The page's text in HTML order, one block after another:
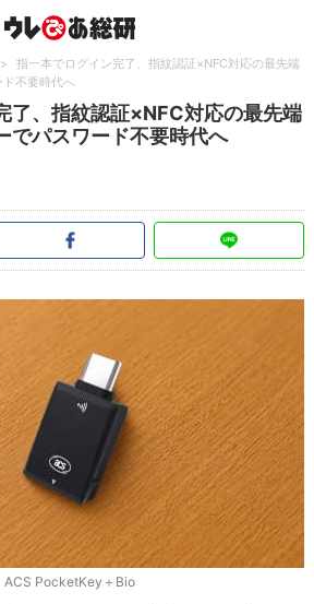
>
指一本でログイン完了、指紋認証×NFC対応の最先端
不要時代へ
了、指紋認証×NFC対応の最先端
でパスワード不要時代へ
ACS PocketKey＋Bio